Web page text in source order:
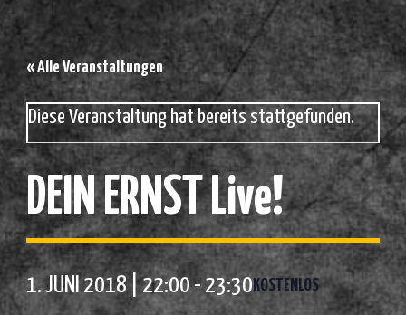
« Alle Veranstaltungen
Diese Veranstaltung hat bereits stattgefunden.
DEIN ERNST Live!
1. JUNI 2018 | 22:00-23:30KOSTENLOS